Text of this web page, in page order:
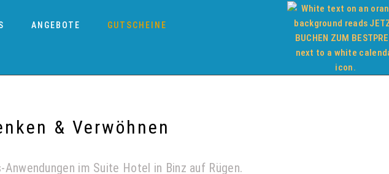
ANGEBOTE GUTSCHEINE
& Verwöhnen
im Suite Hotel in Binz auf Rügen.